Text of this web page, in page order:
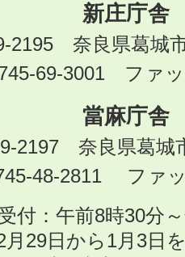
新庄庁舎
2195 奈良県葛城
69-3001 ファ
當麻庁舎
2197 奈良県葛城
48-2811 ファ
付：午前8時30分
月29日から1月3日